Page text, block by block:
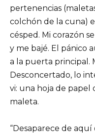
pertenencias
colchón de la cuna)
césped. Mi corazón
y me bajé. El pánico
a la puerta principal.
Desconcertado, lo
vi: una hoja de papel
maleta.
“Desaparece de